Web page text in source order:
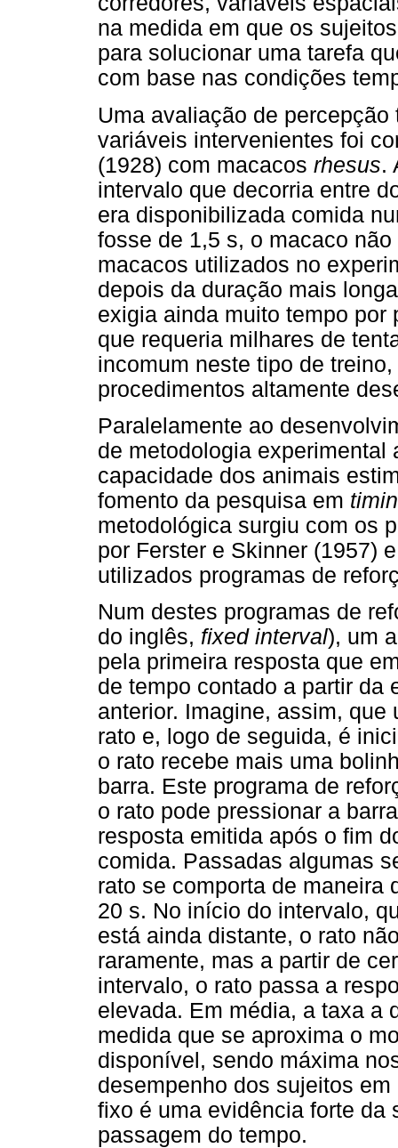
na medida em que os
para solucionar uma tarefa
com base nas condições
Uma avaliação de
variáveis intervenientes foi
(1928) com macacos rhesus.
intervalo que decorria entre
era disponibilizada comida
fosse de 1,5 s, o macaco
macacos utilizados no
depois da duração mais
exigia ainda muito tempo por
que requeria milhares de
incomum neste tipo de
procedimentos altamente
Paralelamente ao
de metodologia experimental
capacidade dos animais
fomento da pesquisa em
metodológica surgiu com os
por Ferster e Skinner (1957)
utilizados programas de
Num destes programas de
do inglês, fixed interval), um
pela primeira resposta que
de tempo contado a partir da
anterior. Imagine, assim,
rato e, logo de seguida, é
o rato recebe mais uma
barra. Este programa de
o rato pode pressionar a
resposta emitida após o fim
comida. Passadas algumas
rato se comporta de maneira
20 s. No início do intervalo,
está ainda distante, o rato
raramente, mas a partir de
intervalo, o rato passa a
elevada. Em média, a taxa a
medida que se aproxima o
disponível, sendo máxima
desempenho dos sujeitos
fixo é uma evidência forte da
passagem do tempo.